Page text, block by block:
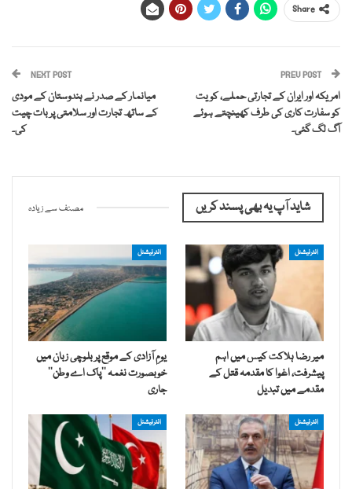
Share
PREV POST
امریکہ اور ایران کے تجارتی حملے، کویت
کو سفارت کاری کی طرف کھینچتے ہوئے
آگ لگ گئی۔
NEXT POST
میانمار کے صدر نے ہندوستان کے مودی
کے ساتھ تجارت اور سلامتی پر بات چیت
کی۔
شاید آپ یہ بھی پسند کریں مصنف سے زیادہ
انٹرنیشنل
میر رضا ہلاکت کیس میں اہم
پیشرفت، اغوا کا مقدمہ قتل کے
مقدمے میں تبدیل
انٹرنیشنل
یومِ آزادی کے موقع پر بلوچی زبان میں
خوبصورت نغمہ ’’پاک اے وطن‘‘
جاری
انٹرنیشنل انٹرنیشنل